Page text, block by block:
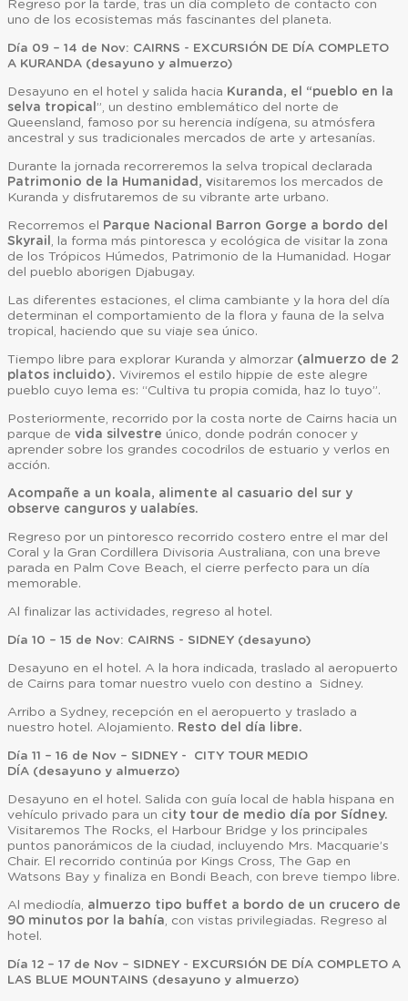
Regreso por la tarde, tras un día completo de contacto con
uno de los ecosistemas más fascinantes del planeta.
Día 09 – 14 de Nov: CAIRNS - EXCURSIÓN DE DÍA COMPLETO
A KURANDA (desayuno y almuerzo)
Desayuno en el hotel y salida hacia Kuranda, el “pueblo en la
selva tropical”, un destino emblemático del norte de
Queensland, famoso por su herencia indígena, su atmósfera
ancestral y sus tradicionales mercados de arte y artesanías.
Durante la jornada recorreremos la selva tropical declarada
Patrimonio de la Humanidad, visitaremos los mercados de
Kuranda y disfrutaremos de su vibrante arte urbano.
Recorremos el Parque Nacional Barron Gorge a bordo del
Skyrail, la forma más pintoresca y ecológica de visitar la zona
de los Trópicos Húmedos, Patrimonio de la Humanidad. Hogar
del pueblo aborigen Djabugay.
Las diferentes estaciones, el clima cambiante y la hora del día
determinan el comportamiento de la flora y fauna de la selva
tropical, haciendo que su viaje sea único.
Tiempo libre para explorar Kuranda y almorzar (almuerzo de 2
platos incluido). Viviremos el estilo hippie de este alegre
pueblo cuyo lema es: “Cultiva tu propia comida, haz lo tuyo”.
Posteriormente, recorrido por la costa norte de Cairns hacia un
parque de vida silvestre único, donde podrán conocer y
aprender sobre los grandes cocodrilos de estuario y verlos en
acción.
Acompañe a un koala, alimente al casuario del sur y
observe canguros y ualabíes.
Regreso por un pintoresco recorrido costero entre el mar del
Coral y la Gran Cordillera Divisoria Australiana, con una breve
parada en Palm Cove Beach, el cierre perfecto para un día
memorable.
Al finalizar las actividades, regreso al hotel.
Día 10 – 15 de Nov: CAIRNS - SIDNEY (desayuno)
Desayuno en el hotel. A la hora indicada, traslado al aeropuerto
de Cairns para tomar nuestro vuelo con destino a Sidney.
Arribo a Sydney, recepción en el aeropuerto y traslado a
nuestro hotel. Alojamiento. Resto del día libre.
Día 11 – 16 de Nov – SIDNEY - CITY TOUR MEDIO
DÍA (desayuno y almuerzo)
Desayuno en el hotel. Salida con guía local de habla hispana en
vehículo privado para un city tour de medio día por Sídney.
Visitaremos The Rocks, el Harbour Bridge y los principales
puntos panorámicos de la ciudad, incluyendo Mrs. Macquarie’s
Chair. El recorrido continúa por Kings Cross, The Gap en
Watsons Bay y finaliza en Bondi Beach, con breve tiempo libre.
Al mediodía, almuerzo tipo buffet a bordo de un crucero de
90 minutos por la bahía, con vistas privilegiadas. Regreso al
hotel.
Día 12 – 17 de Nov – SIDNEY - EXCURSIÓN DE DÍA COMPLETO A
LAS BLUE MOUNTAINS (desayuno y almuerzo)